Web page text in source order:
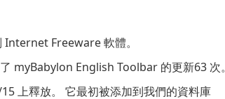
Internet Freeware 軟體。
myBabylon English Toolbar 的更新63 次。
上釋放。 它最初被添加到我們的資料庫